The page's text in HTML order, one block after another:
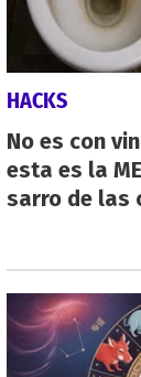
HACKS
No es con
esta es la
sarro de las